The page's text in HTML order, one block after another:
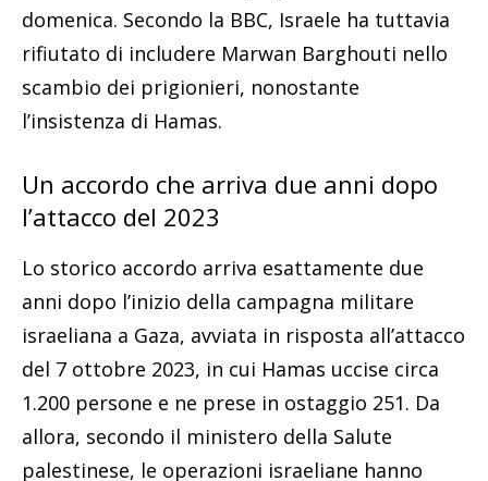
domenica. Secondo la BBC, Israele ha tuttavia
rifiutato di includere Marwan Barghouti nello
scambio dei prigionieri, nonostante
l’insistenza di Hamas.
Un accordo che arriva due anni dopo
l’attacco del 2023
Lo storico accordo arriva esattamente due
anni dopo l’inizio della campagna militare
israeliana a Gaza, avviata in risposta all’attacco
del 7 ottobre 2023, in cui Hamas uccise circa
1.200 persone e ne prese in ostaggio 251. Da
allora, secondo il ministero della Salute
palestinese, le operazioni israeliane hanno